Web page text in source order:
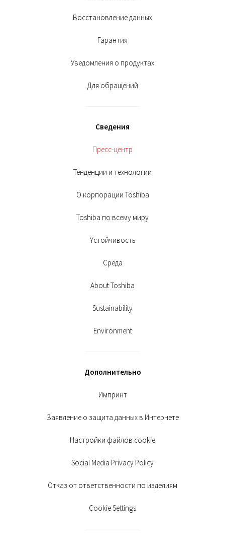
Восстановление данных
Гарантия
Уведомления о продуктах
Для обращений
Сведения
Пресс-центр
Тенденции и технологии
О корпорации Toshiba
Toshiba по всему миру
Yстойчивость
Среда
About Toshiba
Sustainability
Environment
Дополнительно
Импринт
Заявление о защита данных в Интернете
Настройки файлов cookie
Social Media Privacy Policy
Отказ от ответственности по изделиям
Cookie Settings